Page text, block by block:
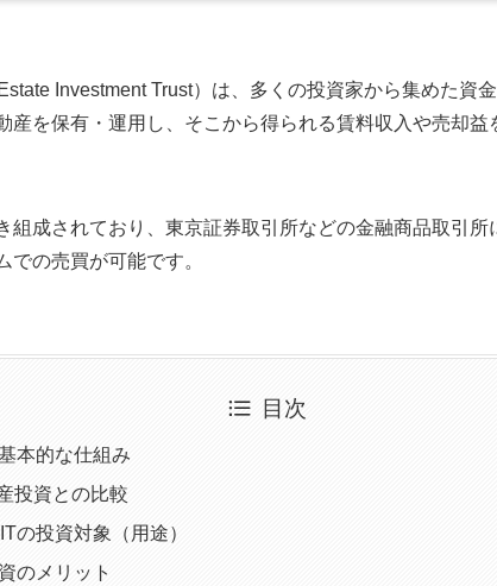
Investment Trust）は、多くの投資家から集めた資
産を保有・運用し、そこから得られる賃料収入や売却
組成されており、東京証券取引所などの金融商品取引
での売買が可能です。
目次
本的な仕組み
投資との比較
の投資対象（用途）
のメリット